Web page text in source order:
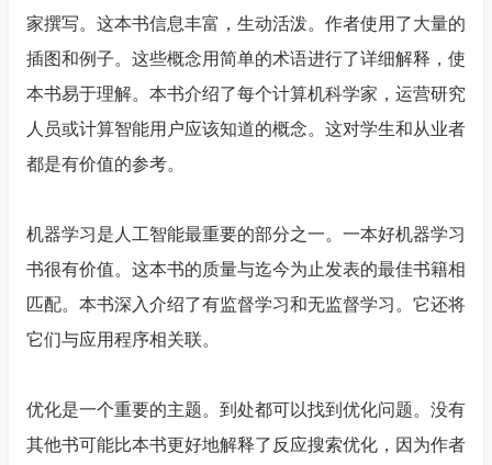
家撰写。这本书信息丰富，生动活泼。作者使用了大量的
插图和例子。这些概念用简单的术语进行了详细解释，使
本书易于理解。本书介绍了每个计算机科学家，运营研究
人员或计算智能用户应该知道的概念。这对学生和从业者
都是有价值的参考。
机器学习是人工智能最重要的部分之一。一本好机器学习
书很有价值。这本书的质量与迄今为止发表的最佳书籍相
匹配。本书深入介绍了有监督学习和无监督学习。它还将
它们与应用程序相关联。
优化是一个重要的主题。到处都可以找到优化问题。没有
其他书可能比本书更好地解释了反应搜索优化，因为作者